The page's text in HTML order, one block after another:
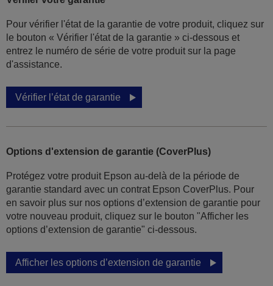
Pour vérifier l'état de la garantie de votre produit, cliquez sur
le bouton « Vérifier l'état de la garantie » ci-dessous et
entrez le numéro de série de votre produit sur la page
d'assistance.
Vérifier l’état de garantie
Options d'extension de garantie (CoverPlus)
Protégez votre produit Epson au-delà de la période de
garantie standard avec un contrat Epson CoverPlus. Pour
en savoir plus sur nos options d’extension de garantie pour
votre nouveau produit, cliquez sur le bouton "Afficher les
options d’extension de garantie" ci-dessous.
Afficher les options d’extension de garantie